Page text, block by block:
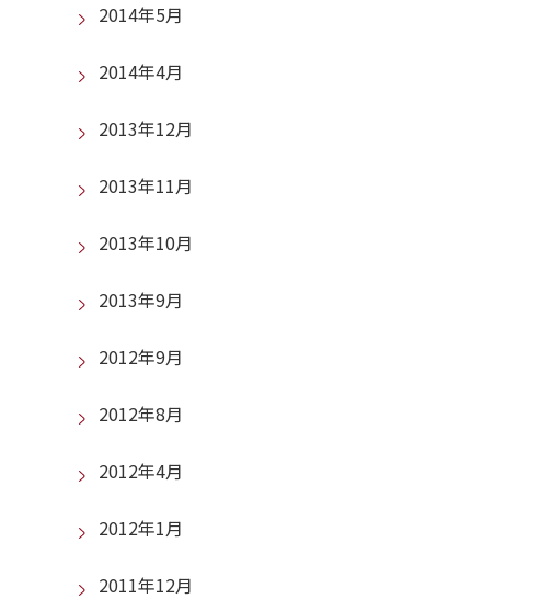
2014年5月
2014年4月
2013年12月
2013年11月
2013年10月
2013年9月
2012年9月
2012年8月
2012年4月
2012年1月
2011年12月